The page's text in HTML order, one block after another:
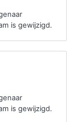
is gewijzigd.
is gewijzigd.